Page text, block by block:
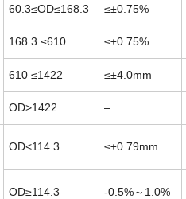
60.3≤OD≤168.3 ≤±0.75%
168.3 ≤610 ≤±0.75%
610 ≤1422 ≤±4.0mm
OD>1422 –
OD<114.3 ≤±0.79mm
OD≥114.3 -0.5%～1.0%